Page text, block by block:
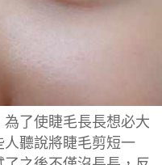
了使睫毛長長想必大
聽說將睫毛剪短一